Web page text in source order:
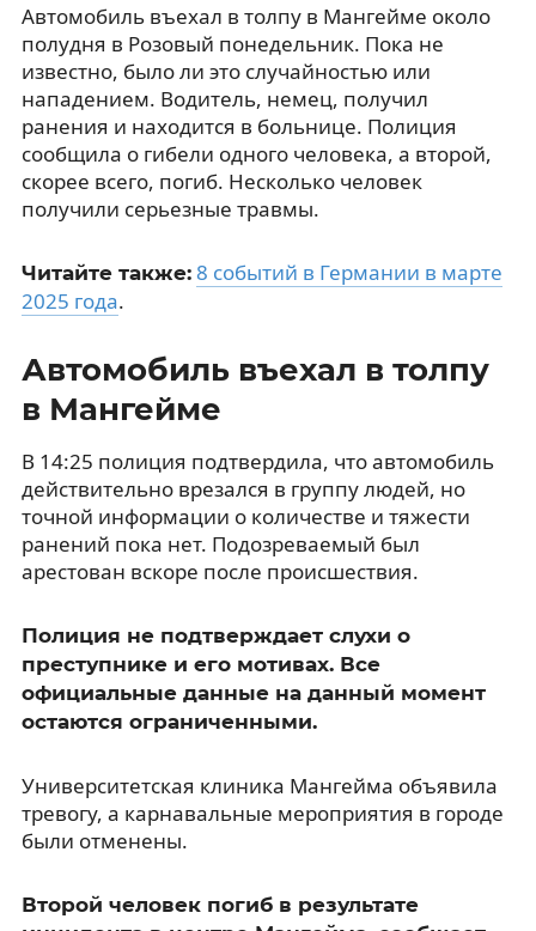
Автомобиль въехал в толпу в Мангейме около
полудня в Розовый понедельник. Пока не
известно, было ли это случайностью или
нападением. Водитель, немец, получил
ранения и находится в больнице. Полиция
сообщила о гибели одного человека, а второй,
скорее всего, погиб. Несколько человек
получили серьезные травмы.
Читайте также: 8 событий в Германии в марте
2025 года.
Автомобиль въехал в толпу
в Мангейме
В 14:25 полиция подтвердила, что автомобиль
действительно врезался в группу людей, но
точной информации о количестве и тяжести
ранений пока нет. Подозреваемый был
арестован вскоре после происшествия.
Полиция не подтверждает слухи о
преступнике и его мотивах. Все
официальные данные на данный момент
остаются ограниченными.
Университетская клиника Мангейма объявила
тревогу, а карнавальные мероприятия в городе
были отменены.
Второй человек погиб в результате